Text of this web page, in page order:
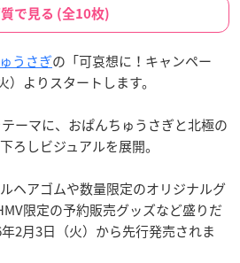
で見る (全10枚)
うさぎの「可哀想に！キャンペー
）よりスタートします。
テーマに、おぱんちゅうさぎと北極の
ろしビジュアルを展開。
ヘアゴムや数量限定のオリジナルグ
限定の予約販売グッズなど盛りだ
2月3日（火）から先行発売されま